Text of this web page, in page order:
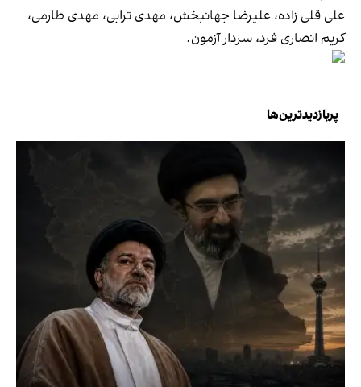
علی قلی زاده، علیرضا جهانبخش، مهدی ترابی، مهدی طارمی،
کریم انصاری فرد، سردار آزمون.
پربازدیدترین‌ها